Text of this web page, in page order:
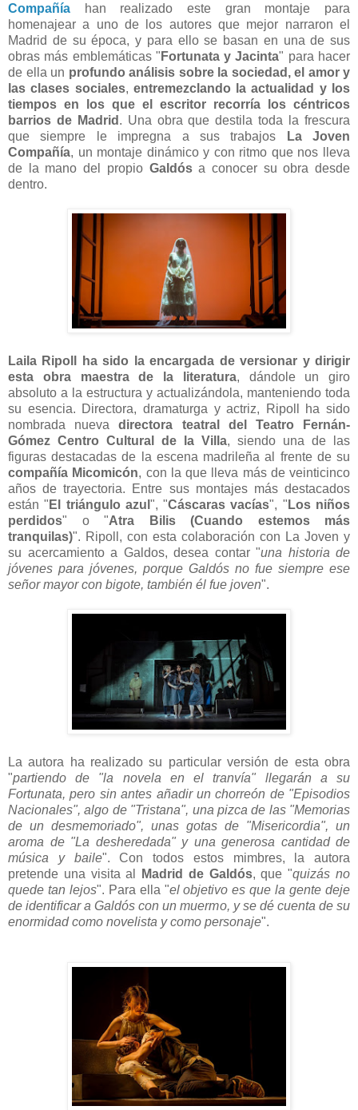
Compañía han realizado este gran montaje para
homenajear a uno de los autores que mejor narraron el
Madrid de su época, y para ello se basan en una de sus
obras más emblemáticas " Fortunata y Jacinta" para hacer
de ella un profundo análisis sobre la sociedad, el amor y
las clases sociales, entremezclando la actualidad y los
tiempos en los que el escritor recorría los céntricos
barrios de Madrid . Una obra que destila toda la frescura
que siempre le impregna a sus trabajos
La Joven
Compañía, un montaje dinámico y con ritmo que nos lleva
de la mano del propio Galdósa conocer su obra desde
dentro.
Laila Ripoll ha sido la encargada de versionar y dirigir
esta obra maestra de la literatura, dándole un giro
absoluto a la estructura y actualizándola, manteniendo toda
su esencia. Directora, dramaturga y actriz, Ripoll ha sido
nombrada nuevadirectora teatral del Teatro Fernán-
Gómez Centro Cultural de la Villa, siendo una de las
figuras destacadas de la escena madrileña al frente de su
compañía Micomicón, con la que lleva más de veinticinco
años de trayectoria. Entre sus montajes más destacados
están " El triángulo azul ", "Cáscaras vacías", " Los niños
perdidos" o "Atra Bilis (Cuando estemos más
tranquilas)". Ripoll, con esta colaboración con La Joven y
su acercamiento a Galdos, desea contar "una historia de
jóvenes para jóvenes, porque Galdós no fue siempre ese
señor mayor con bigote, también él fue joven".
La autora ha realizado su particular versión de esta obra
"partiendo de "la novela en el tranvía" llegarán a su
Fortunata, pero sin antes añadir un chorreón de "Episodios
Nacionales", algo de "Tristana", una pizca de las "Memorias
de un desmemoriado", unas gotas de "Misericordia", un
aroma de "La desheredada" y una generosa cantidad de
música y baile". Con todos estos mimbres, la autora
pretende una visita al
Madrid de Galdós, que "quizás no
quede tan lejos". Para ella "el objetivo es que la gente deje
de identificar a Galdós con un muermo, y se dé cuenta de su
enormidad como novelista y como personaje".